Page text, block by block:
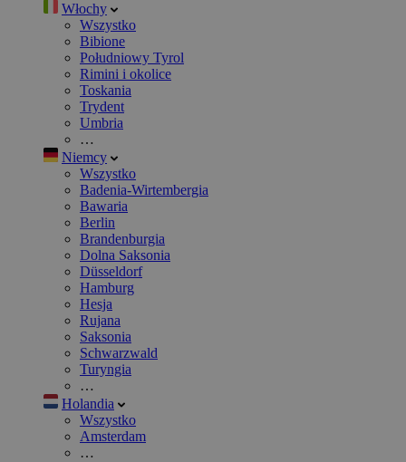
Włochy
Wszystko
Bibione
Południowy Tyrol
Rimini i okolice
Toskania
Trydent
Umbria
…
Niemcy
Wszystko
Badenia-Wirtembergia
Bawaria
Berlin
Brandenburgia
Dolna Saksonia
Düsseldorf
Hamburg
Hesja
Rujana
Saksonia
Schwarzwald
Turyngia
…
Holandia
Wszystko
Amsterdam
…